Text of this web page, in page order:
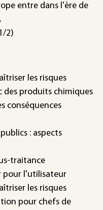
entre dans l'ère de
2)
les risques
des produits chimiques
conséquences
: aspects
traitance
pour l'utilisateur
les risques
pour chefs de